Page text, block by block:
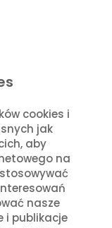
cookies i
jak
aby
na
nasze
i publikacje